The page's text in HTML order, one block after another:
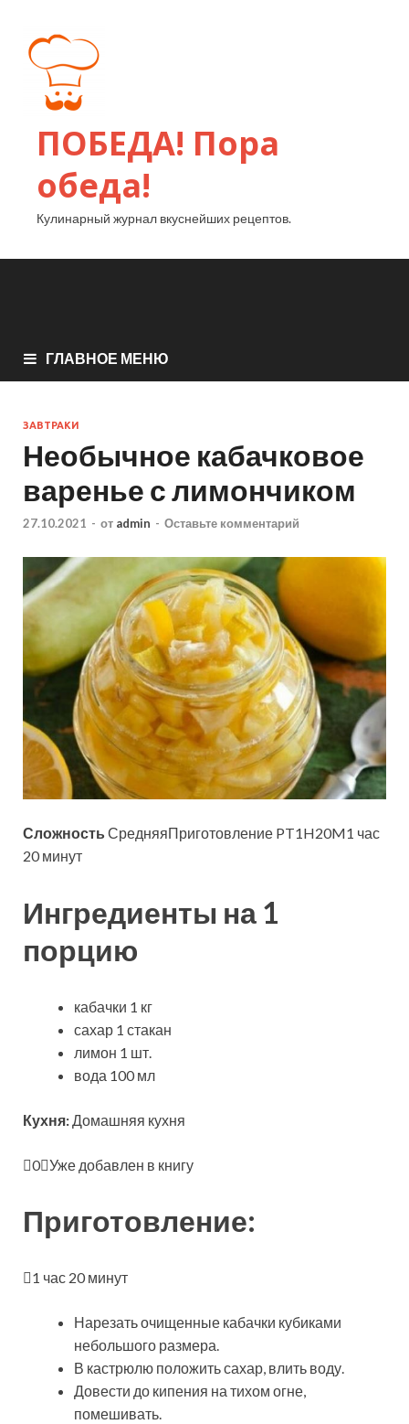
ПОБЕДА! Пора
обеда!
Кулинарный журнал вкуснейших рецептов.
ГЛАВНОЕ МЕНЮ
ЗАВТРАКИ
Необычное кабачковое
варенье с лимончиком
27.10.2021 - от admin - Оставьте комментарий
Сложность СредняяПриготовление PT1H20M1 час
20 минут
Ингредиенты на 1
порцию
кабачки 1 кг
сахар 1 стакан
лимон 1 шт.
вода 100 мл
Кухня: Домашняя кухня
0 Уже добавлен в книгу
Приготовление:
1 час 20 минут
Нарезать очищенные кабачки кубиками
небольшого размера.
В кастрюлю положить сахар, влить воду.
Довести до кипения на тихом огне,
помешивать.